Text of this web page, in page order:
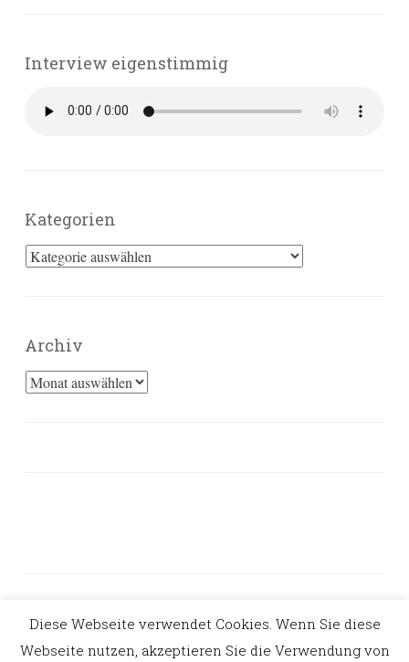
Interview eigenstimmig
Kategorien
Kategorien
Archiv
Archiv
PROUDLY POWERED BY WORDPRESS
Diese Webseite verwendet Cookies. Wenn Sie diese
Webseite nutzen, akzeptieren Sie die Verwendung von